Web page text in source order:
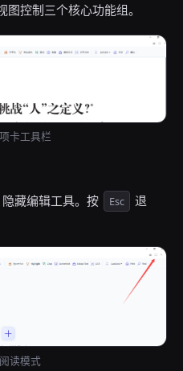
控制三个核心功能组。
卡工具栏
藏编辑工具。按 Esc
退
读模式